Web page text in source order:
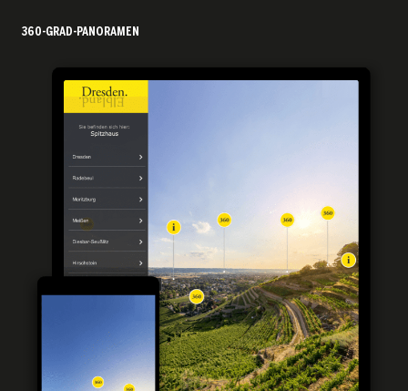
360-GRAD-PANORAMEN